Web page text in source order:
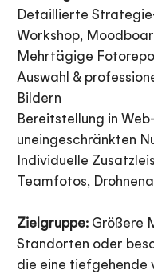
Detaillierte
Workshop,
Mehrtägige
Auswahl &
Bildern
Bereitstellung in
uneingeschränkten
Individuelle
Teamfotos,
Zielgruppe: Größere
Standorten oder
die eine tiefgehende